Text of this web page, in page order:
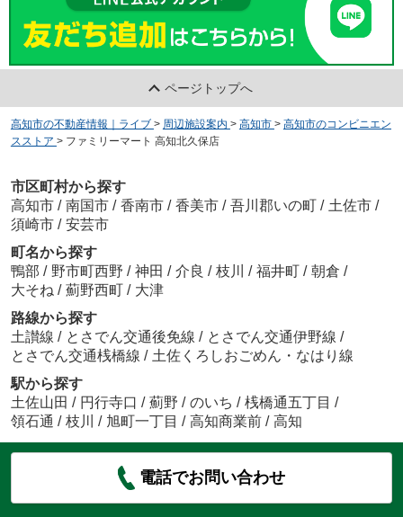
ページトップへ
高知市の不動産情報｜ライブ > 周辺施設案内 > 高知市 > 高知市のコンビニエン
スストア > ファミリーマート 高知北久保店
市区町村から探す
高知市 / 南国市 / 香南市 / 香美市 / 吾川郡いの町 / 土佐市 /
須崎市 / 安芸市
町名から探す
鴨部 / 野市町西野 / 神田 / 介良 / 枝川 / 福井町 / 朝倉 /
大そね / 薊野西町 / 大津
路線から探す
土讃線 / とさでん交通後免線 / とさでん交通伊野線 /
とさでん交通桟橋線 / 土佐くろしおごめん・なはり線
駅から探す
土佐山田 / 円行寺口 / 薊野 / のいち / 桟橋通五丁目 /
領石通 / 枝川 / 旭町一丁目 / 高知商業前 / 高知
電話でお問い合わせ